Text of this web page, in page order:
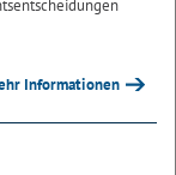
Informationen